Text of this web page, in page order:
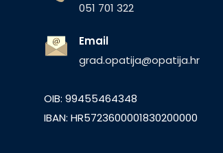
051 701 322
Email
grad.opatija@opatija.hr
OIB: 99455464348
IBAN: HR5723600001830200000